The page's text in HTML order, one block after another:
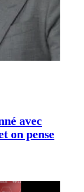
avec
on pense